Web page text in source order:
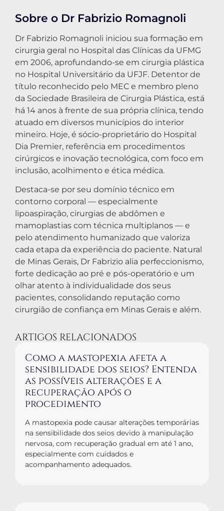
Sobre o Dr Fabrizio Romagnoli
Dr Fabrizio Romagnoli iniciou sua formação em
cirurgia geral no Hospital das Clínicas da UFMG
em 2006, aprofundando-se em cirurgia plástica
no Hospital Universitário da UFJF. Detentor de
título reconhecido pelo MEC e membro pleno
da Sociedade Brasileira de Cirurgia Plástica, está
há 14 anos à frente de sua própria clínica, tendo
atuado em diversos municípios do interior
mineiro. Hoje, é sócio-proprietário do Hospital
Dia Premier, referência em procedimentos
cirúrgicos e inovação tecnológica, com foco em
inclusão, acolhimento e ética médica.
Destaca-se por seu domínio técnico em
contorno corporal — especialmente
lipoaspiração, cirurgias de abdômen e
mamoplastias com técnica multiplanos — e
pelo atendimento humanizado que valoriza
cada etapa da experiência do paciente. Natural
de Minas Gerais, Dr Fabrizio alia perfeccionismo,
forte dedicação ao pré e pós-operatório e um
olhar atento à individualidade dos seus
pacientes, consolidando reputação como
cirurgião de confiança em Minas Gerais e além.
ARTIGOS RELACIONADOS
Como a mastopexia afeta a
sensibilidade dos seios? Entenda
as possíveis alterações e a
recuperação após o
procedimento
A mastopexia pode causar alterações temporárias
na sensibilidade dos seios devido à manipulação
nervosa, com recuperação gradual em até 1 ano,
especialmente com cuidados e
acompanhamento adequados.